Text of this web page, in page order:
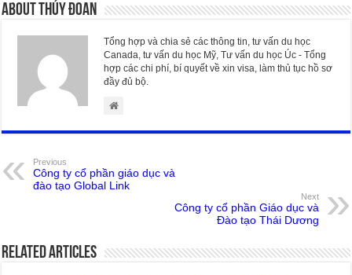
About Thúy Đoan
Tổng hợp và chia sẻ các thông tin, tư vấn du học
Canada, tư vấn du học Mỹ, Tư vấn du học Úc - Tổng
hợp các chi phí, bí quyết về xin visa, làm thủ tục hồ sơ
đầy đủ bộ.
Previous
Công ty cổ phần giáo dục và
đào tạo Global Link
Next
Công ty cổ phần Giáo dục và
Đào tạo Thái Dương
Related Articles